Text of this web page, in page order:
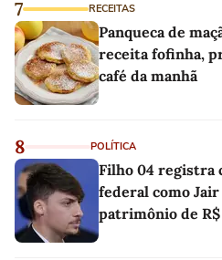
7 RECEITAS
Panqueca de
receita fofinha,
café da manhã
8 POLÍTICA
Filho 04 registra
federal como
patrimônio de R$